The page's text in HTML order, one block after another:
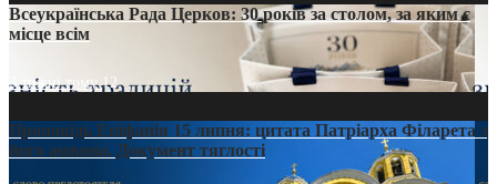
Всеукраїнська Рада Церков: 30 років за столом, за яким є
місце всім
3 тижні тому12
Проповідь Епіфанія 15 липня: цитата Патріарха Філарета з
його амвона. Документ тяглості